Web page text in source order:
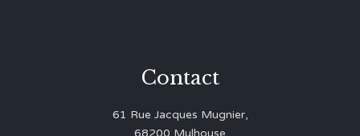
Contact
61 Rue Jacques Mugnier,